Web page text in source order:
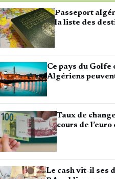
Passeport
la liste des
Ce pays du Golfe
Algériens
Taux de
cours de
Le cash vit-il ses